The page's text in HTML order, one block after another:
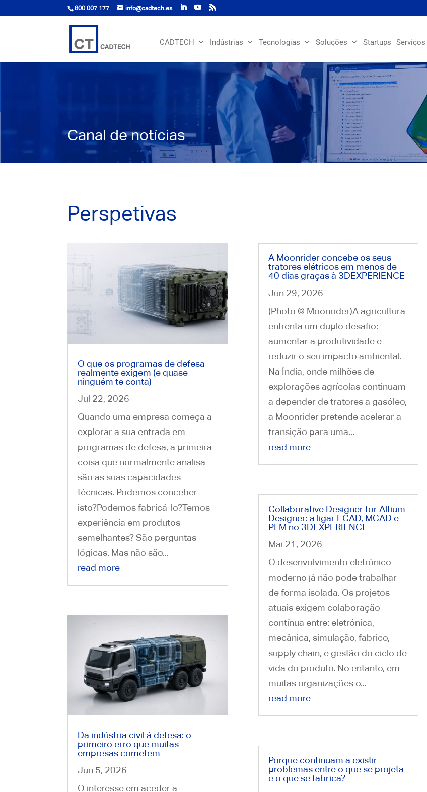
800 007 177 info@cadtech.es
CADTECH Indústrias Tecnologias Soluções Startups Serviços
Canal de notícias
Perspetivas
O que os programas de defesa
realmente exigem (e quase
ninguém te conta)
Jul 22, 2026
Quando uma empresa começa a
explorar a sua entrada em
programas de defesa, a primeira
coisa que normalmente analisa
são as suas capacidades
técnicas. Podemos conceber
isto?Podemos fabricá-lo?Temos
experiência em produtos
semelhantes? São perguntas
lógicas. Mas não são...
read more
Da indústria civil à defesa: o
primeiro erro que muitas
empresas cometem
Jun 5, 2026
O interesse em aceder a
A Moonrider concebe os seus
tratores elétricos em menos de
40 dias graças à 3DEXPERIENCE
Jun 29, 2026
(Photo © Moonrider)A agricultura
enfrenta um duplo desafio:
aumentar a produtividade e
reduzir o seu impacto ambiental.
Na Índia, onde milhões de
explorações agrícolas continuam
a depender de tratores a gasóleo,
a Moonrider pretende acelerar a
transição para uma...
read more
Collaborative Designer for Altium
Designer: a ligar ECAD, MCAD e
PLM no 3DEXPERIENCE
Mai 21, 2026
O desenvolvimento eletrónico
moderno já não pode trabalhar
de forma isolada. Os projetos
atuais exigem colaboração
contínua entre: eletrónica,
mecânica, simulação, fabrico,
supply chain, e gestão do ciclo de
vida do produto. No entanto, em
muitas organizações o...
read more
Porque continuam a existir
problemas entre o que se projeta
e o que se fabrica?